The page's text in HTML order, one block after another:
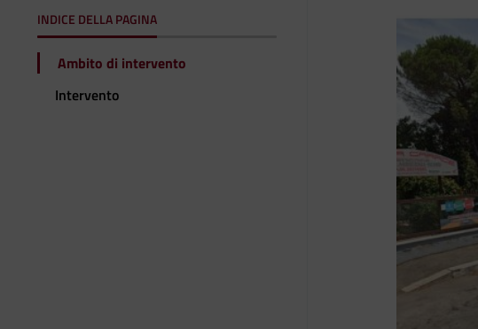
INDICE DELLA PAGINA
Ambito di intervento
Intervento